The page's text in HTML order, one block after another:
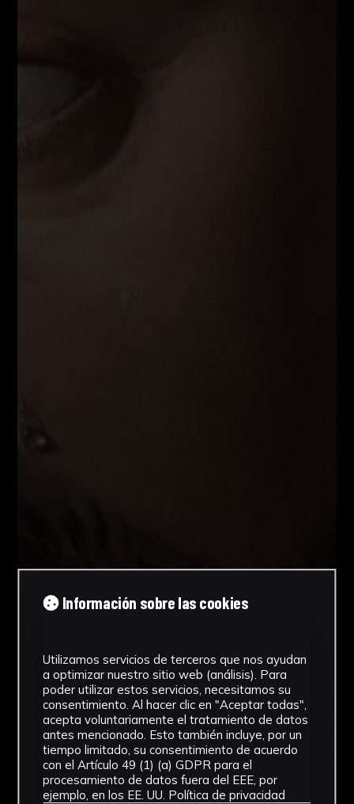
Información sobre las cookies
Utilizamos servicios de terceros que nos ayudan
a optimizar nuestro sitio web (análisis). Para
poder utilizar estos servicios, necesitamos su
consentimiento. Al hacer clic en "Aceptar todas",
acepta voluntariamente el tratamiento de datos
antes mencionado. Esto también incluye, por un
tiempo limitado, su consentimiento de acuerdo
con el Artículo 49 (1) (a) GDPR para el
procesamiento de datos fuera del EEE, por
ejemplo, en los EE. UU. Política de privacidad